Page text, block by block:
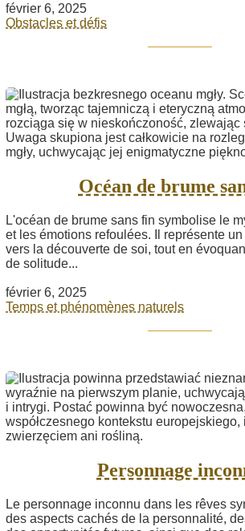
février 6, 2025
Obstacles et défis
Océan de brume
L'océan de brume sans fin symbolise le
et les émotions refoulées. Il représente
vers la découverte de soi, tout en
de solitude...
février 6, 2025
Temps et phénomènes naturels
Personnage
Le personnage inconnu dans les rêves
des aspects cachés de la personnalité,